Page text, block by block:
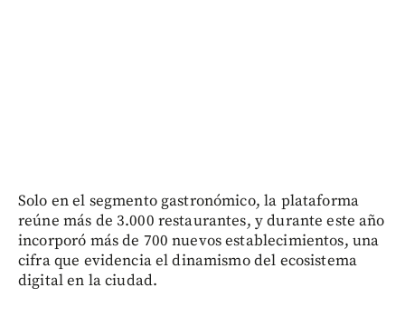
Solo en el segmento gastronómico, la plataforma
reúne más de 3.000 restaurantes, y durante este año
incorporó más de 700 nuevos establecimientos, una
cifra que evidencia el dinamismo del ecosistema
digital en la ciudad.